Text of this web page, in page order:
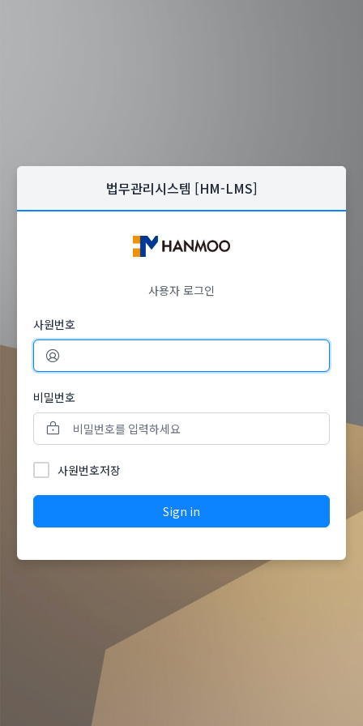
법무관리시스템 [HM-LMS]
사용자 로그인
사원번호
비밀번호
사원번호저장
Sign in